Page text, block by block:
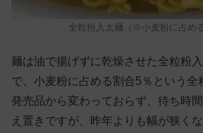
全粒粉入太麺（※小麦粉に占め
麺は油で揚げずに乾燥させた全粒粉
で、小麦粉に占める割合5％という全
発売品から変わっておらず、待ち時
え置きですが、昨年よりも幅が狭く